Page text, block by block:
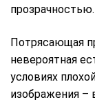
прозрачностью.
Потрясающая
невероятная
условиях
изображения –